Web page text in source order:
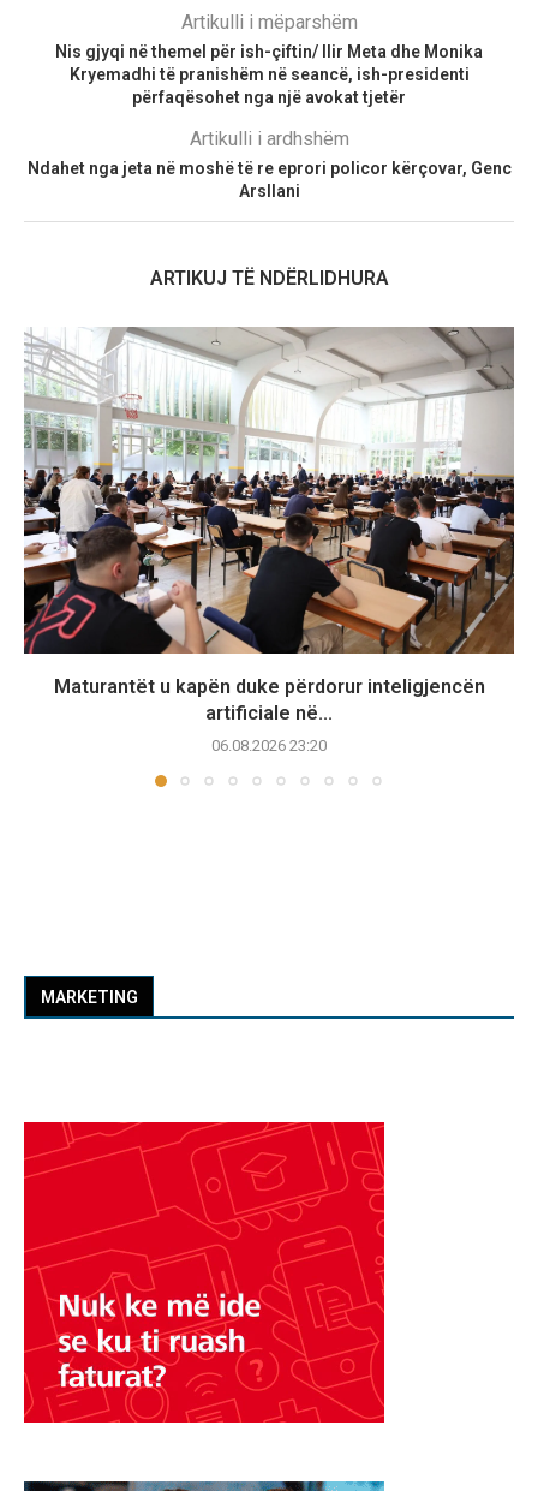
Artikulli i mëparshëm
Nis gjyqi në themel për ish-çiftin/ Ilir Meta dhe Monika
Kryemadhi të pranishëm në seancë, ish-presidenti
përfaqësohet nga një avokat tjetër
Artikulli i ardhshëm
Ndahet nga jeta në moshë të re eprori policor kërçovar, Genc
Arsllani
ARTIKUJ TË NDËRLIDHURA
Maturantët u kapën duke përdorur inteligjencën
artificiale në...
06.08.2026 23:20
MARKETING